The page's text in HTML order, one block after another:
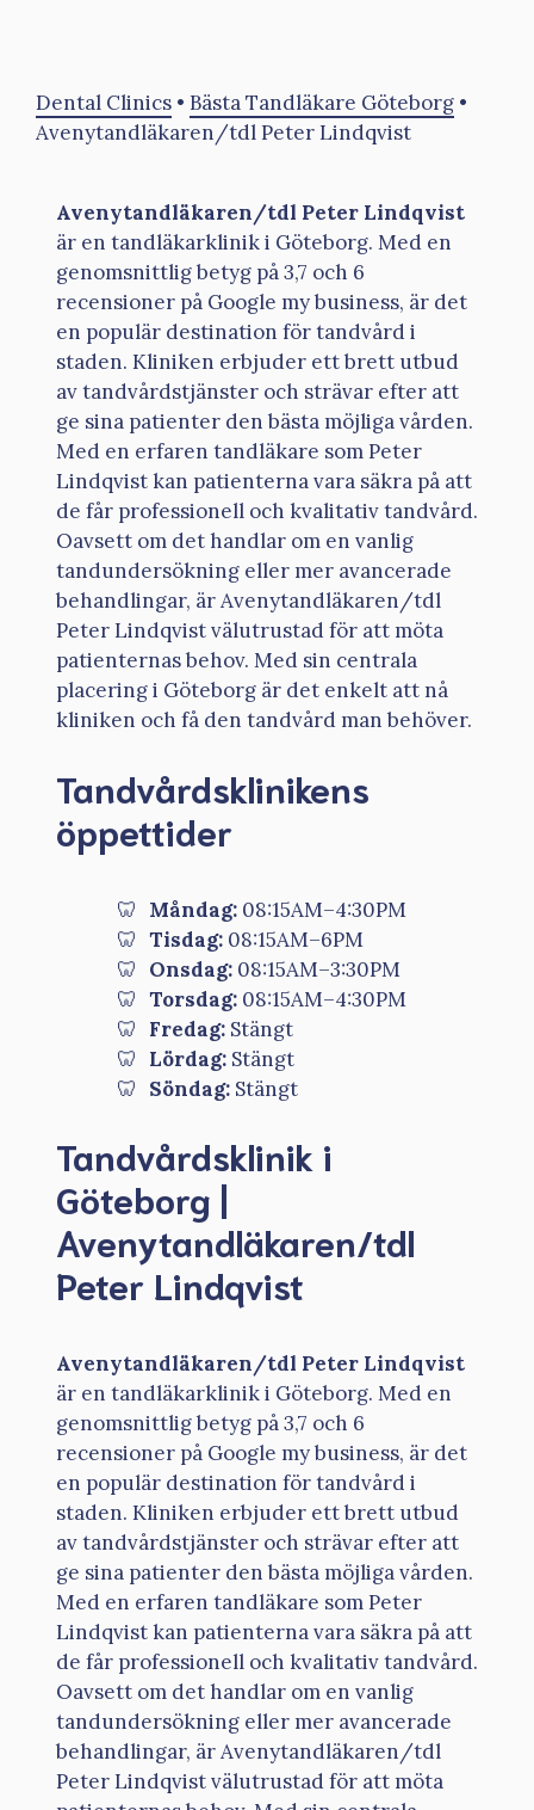
Dental Clinics • Bästa Tandläkare Göteborg •
Avenytandläkaren/tdl Peter Lindqvist
Avenytandläkaren/tdl Peter Lindqvist
är en tandläkarklinik i Göteborg. Med en
genomsnittlig betyg på 3,7 och 6
recensioner på Google my business, är det
en populär destination för tandvård i
staden. Kliniken erbjuder ett brett utbud
av tandvårdstjänster och strävar efter att
ge sina patienter den bästa möjliga vården.
Med en erfaren tandläkare som Peter
Lindqvist kan patienterna vara säkra på att
de får professionell och kvalitativ tandvård.
Oavsett om det handlar om en vanlig
tandundersökning eller mer avancerade
behandlingar, är Avenytandläkaren/tdl
Peter Lindqvist välutrustad för att möta
patienternas behov. Med sin centrala
placering i Göteborg är det enkelt att nå
kliniken och få den tandvård man behöver.
Tandvårdsklinikens
öppettider
Måndag: 08:15AM–4:30PM
Tisdag: 08:15AM–6PM
Onsdag: 08:15AM–3:30PM
Torsdag: 08:15AM–4:30PM
Fredag: Stängt
Lördag: Stängt
Söndag: Stängt
Tandvårdsklinik i
Göteborg |
Avenytandläkaren/tdl
Peter Lindqvist
Avenytandläkaren/tdl Peter Lindqvist
är en tandläkarklinik i Göteborg. Med en
genomsnittlig betyg på 3,7 och 6
recensioner på Google my business, är det
en populär destination för tandvård i
staden. Kliniken erbjuder ett brett utbud
av tandvårdstjänster och strävar efter att
ge sina patienter den bästa möjliga vården.
Med en erfaren tandläkare som Peter
Lindqvist kan patienterna vara säkra på att
de får professionell och kvalitativ tandvård.
Oavsett om det handlar om en vanlig
tandundersökning eller mer avancerade
behandlingar, är Avenytandläkaren/tdl
Peter Lindqvist välutrustad för att möta